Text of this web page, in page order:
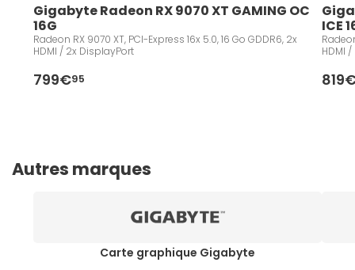
Gigabyte Radeon RX 9070 XT GAMING OC
16G
Radeon RX 9070 XT, PCI-Express 16x 5.0, 16 Go GDDR6, 2x
HDMI / 2x DisplayPort
799€95
ICE
HDMI
Autres marques
Carte graphique Gigabyte